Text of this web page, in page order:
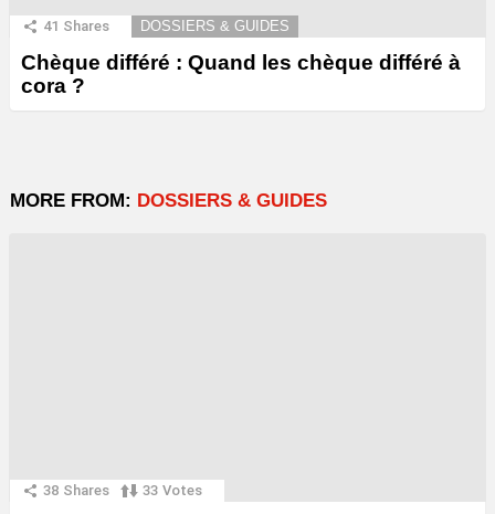
41 Shares DOSSIERS & GUIDES
Chèque différé : Quand les chèque différé à
cora ?
MORE FROM: DOSSIERS & GUIDES
38 Shares 33 Votes